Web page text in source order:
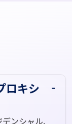
ロキシ
ンシャル、